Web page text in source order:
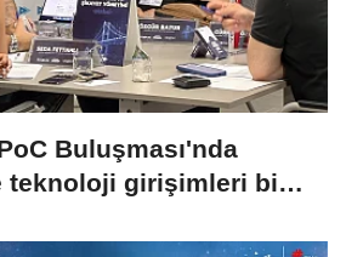
Buluşması'nda
teknoloji girişimleri bir